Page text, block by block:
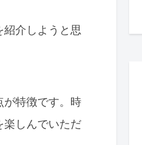
介しようと思
が特徴です。時
楽しんでいただ